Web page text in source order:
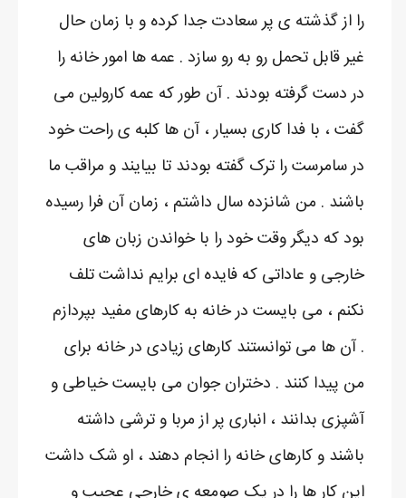
را از گذشته ی پر سعادت جدا کرده و با زمان حال
غیر قابل تحمل رو به رو سازد . عمه ها امور خانه را
در دست گرفته بودند . آن طور که عمه کارولین می
گفت ، با فدا کاری بسیار ، آن ها کلبه ی راحت خود
در سامرست را ترک گفته بودند تا بیایند و مراقب ما
باشند . من شانزده سال داشتم ، زمان آن فرا رسیده
بود که دیگر وقت خود را با خواندن زبان های
خارجی و عاداتی که فایده ای برایم نداشت تلف
نکنم ، می بایست در خانه به کارهای مفید بپردازم
. آن ها می توانستند کارهای زیادی در خانه برای
من پیدا کنند . دختران جوان می بایست خیاطی و
آشپزی بدانند ، انباری پر از مربا و ترشی داشته
باشند و کارهای خانه را انجام دهند ، او شک داشت
این کار ها را در یک صومعه ی خارجی عجیب و